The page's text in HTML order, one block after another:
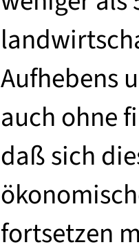
Aufhebens
auch ohne
daß sich
fortsetzen